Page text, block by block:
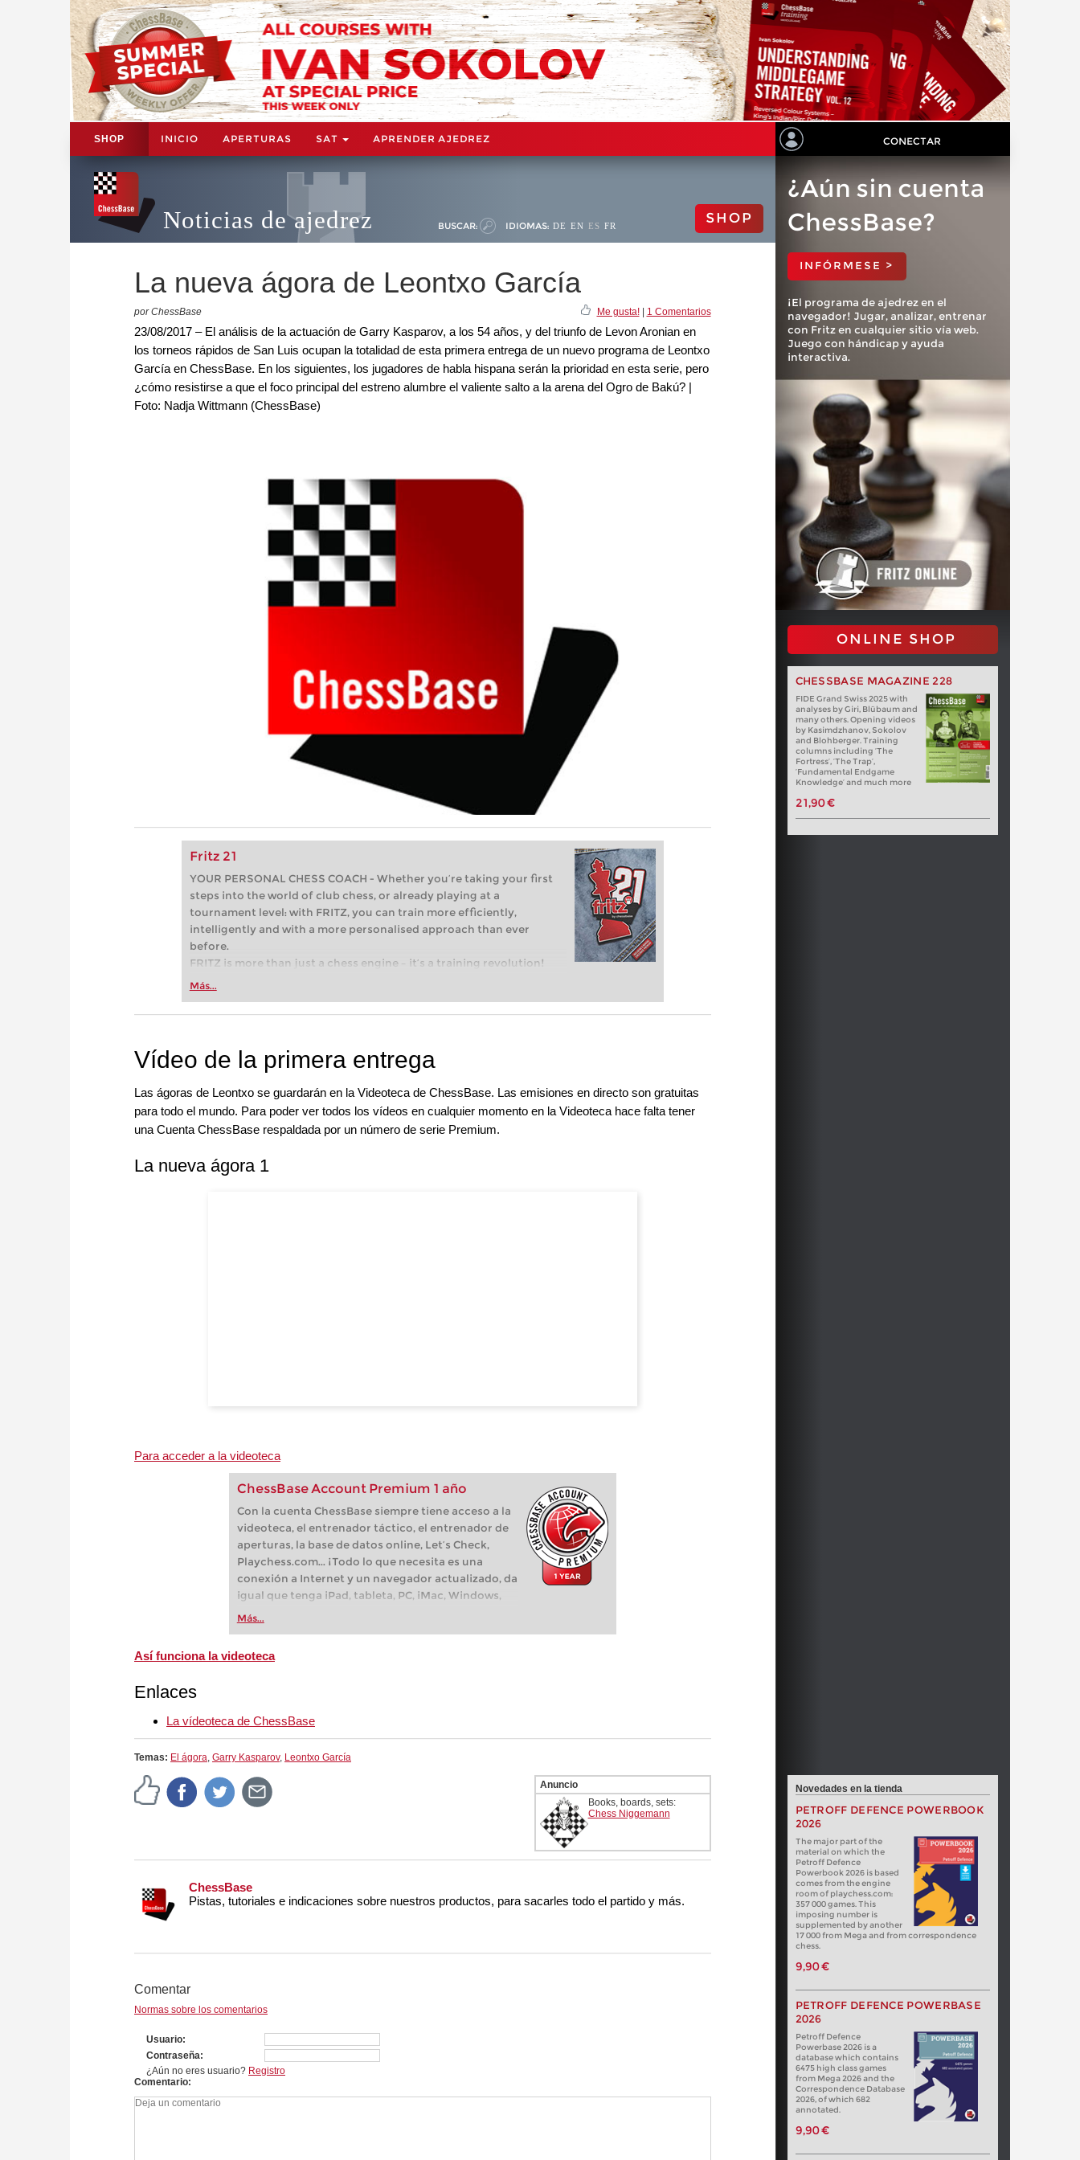
SHOP INICIO APERTURAS SAT APRENDER AJEDREZ CONECTAR
Noticias de ajedrez BUSCAR: IDIOMAS: DE EN ES FR SHOP
La nueva ágora de Leontxo García
por ChessBase Me gusta!| 1 Comentarios
23/08/2017 – El análisis de la actuación de Garry Kasparov, a los 54 años, y del triunfo de Levon Aronian en
los torneos rápidos de San Luis ocupan la totalidad de esta primera entrega de un nuevo programa de Leontxo
García en ChessBase. En los siguientes, los jugadores de habla hispana serán la prioridad en esta serie, pero
¿cómo resistirse a que el foco principal del estreno alumbre el valiente salto a la arena del Ogro de Bakú? |
Foto: Nadja Wittmann (ChessBase)
Fritz 21
YOUR PERSONAL CHESS COACH - Whether you’re taking your first
steps into the world of club chess, or already playing at a
tournament level: with FRITZ, you can train more efficiently,
intelligently and with a more personalised approach than ever
before.
FRITZ is more than just a chess engine – it’s a training revolution!
Whether you’re taking your first steps into the world of club chess,
more efficiently, intelligently and with a more personalised
Más...
¿Aún sin cuenta
ChessBase?
INFÓRMESE >
¡El programa de ajedrez en el
navegador! Jugar, analizar, entrenar
con Fritz en cualquier sitio vía web.
Juego con hándicap y ayuda
interactiva.
ONLINE SHOP
CHESSBASE MAGAZINE 228
FIDE Grand Swiss 2025 with
analyses by Giri, Blübaum and
many others. Opening videos
by Kasimdzhanov, Sokolov
and Blohberger. Training
columns including ‘The
Fortress’, ‘The Trap’,
‘Fundamental Endgame
Knowledge’ and much more
21,90 €
Vídeo de la primera entrega
Las ágoras de Leontxo se guardarán en la Videoteca de ChessBase. Las emisiones en directo son gratuitas
para todo el mundo. Para poder ver todos los vídeos en cualquier momento en la Videoteca hace falta tener
una Cuenta ChessBase respaldada por un número de serie Premium.
La nueva ágora 1
Para acceder a la videoteca
ChessBase Account Premium 1 año
Con la cuenta ChessBase siempre tiene acceso a la
videoteca, el entrenador táctico, el entrenador de
aperturas, la base de datos online, Let’s Check,
Playchess.com... ¡Todo lo que necesita es una
conexión a Internet y un navegador actualizado, da
igual que tenga iPad, tableta, PC, iMac, Windows,
Android o Linux!
Más...
Así funciona la videoteca
Enlaces
La vídeoteca de ChessBase
Temas: El ágora, Garry Kasparov, Leontxo García
Anuncio
Books, boards, sets:
Chess Niggemann
ChessBase
Pistas, tutoriales e indicaciones sobre nuestros productos, para sacarles todo el partido y más.
Comentar
Normas sobre los comentarios
Usuario
Contraseña
¿Aún no eres usuario? Registro
Comentario
Novedades en la tienda
PETROFF DEFENCE POWERBOOK
2026
The major part of the
material on which the
Petroff Defence
Powerbook 2026 is based
comes from the engine
room of playchess.com:
357 000 games. This
imposing number is
supplemented by another
17 000 from Mega and from correspondence
chess.
9,90 €
PETROFF DEFENCE POWERBASE
2026
Petroff Defence
Powerbase 2026 is a
database which contains
6475 high class games
from Mega 2026 and the
Correspondence Database
2026, of which 682
annotated.
9,90 €